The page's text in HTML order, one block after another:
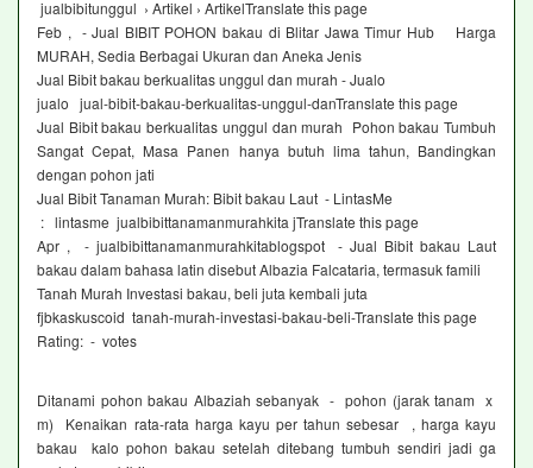
jualbibitunggul › Artikel › ArtikelTranslate this page
Feb , - Jual BIBIT POHON bakau di Blitar Jawa Timur Hub Harga
MURAH, Sedia Berbagai Ukuran dan Aneka Jenis
Jual Bibit bakau berkualitas unggul dan murah - Jualo
jualo jual-bibit-bakau-berkualitas-unggul-danTranslate this page
Jual Bibit bakau berkualitas unggul dan murah Pohon bakau Tumbuh
Sangat Cepat, Masa Panen hanya butuh lima tahun, Bandingkan
dengan pohon jati
Jual Bibit Tanaman Murah: Bibit bakau Laut - LintasMe
: lintasme jualbibittanamanmurahkita jTranslate this page
Apr , - jualbibittanamanmurahkitablogspot - Jual Bibit bakau Laut
bakau dalam bahasa latin disebut Albazia Falcataria, termasuk famili
Tanah Murah Investasi bakau, beli juta kembali juta
fjbkaskuscoid tanah-murah-investasi-bakau-beli-Translate this page
Rating: - ‎ votes
Ditanami pohon bakau Albaziah sebanyak - pohon (jarak tanam x
m) Kenaikan rata-rata harga kayu per tahun sebesar , harga kayu
bakau kalo pohon bakau setelah ditebang tumbuh sendiri jadi ga